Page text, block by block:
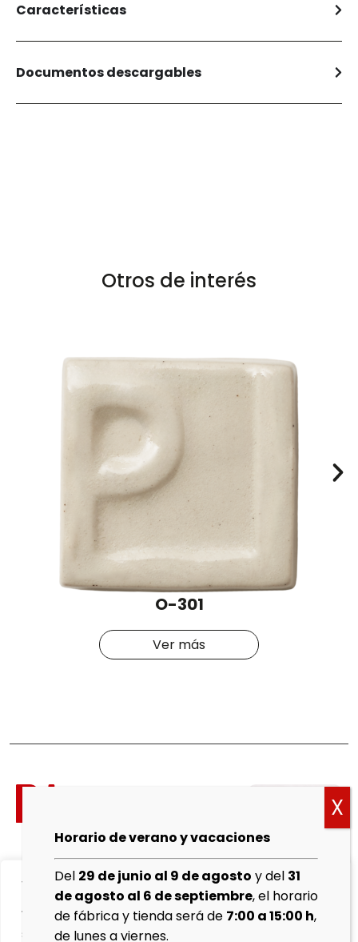
We value your privacy
We use cookies to enhance your browsing experience,
serve personalised ads or content, and analyse our
Características
Documentos descargables
Otros de interés
O-301
Ver más
cookies
Aviso
Legal
Política de
Horario de verano y vacaciones
Del 29 de junio al 9 de agosto y del 31
de agosto al 6 de septiembre, el horario
de fábrica y tienda será de 7:00 a 15:00 h,
de lunes a viernes.